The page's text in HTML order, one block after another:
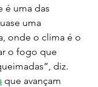
é uma das
uma
onde o clima é o
o fogo que
diz.
que avançam